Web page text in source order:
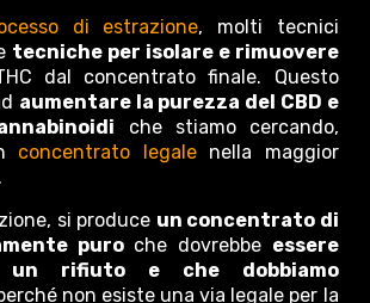
di estrazione, molti tecnici
tecniche per isolare e rimuovere
dal concentrato finale. Questo
aumentare la purezza del CBD e
che stiamo cercando,
concentrato legalenella maggior
si produce un concentrato di
puroche dovrebbe essere
un rifiuto e che dobbiamo
non esiste una via legale per la